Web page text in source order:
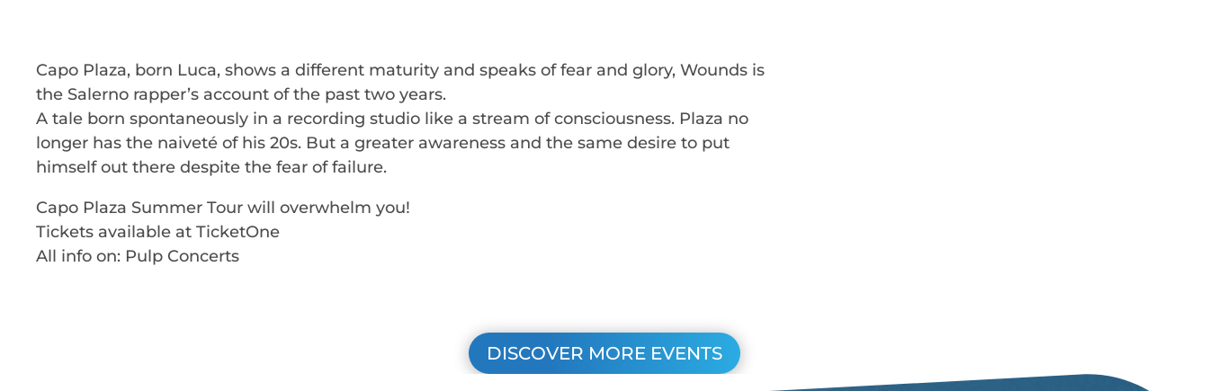
Capo Plaza, born Luca, shows a different maturity and speaks of fear and glory, Wounds is
the Salerno rapper’s account of the past two years.
A tale born spontaneously in a recording studio like a stream of consciousness. Plaza no
longer has the naiveté of his 20s. But a greater awareness and the same desire to put
himself out there despite the fear of failure.
Capo Plaza Summer Tour will overwhelm you!
Tickets available at TicketOne
All info on: Pulp Concerts
DISCOVER MORE EVENTS